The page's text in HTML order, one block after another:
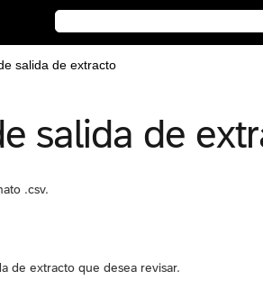
salida de extracto
salida de
.csv.
de extracto que desea revisar.